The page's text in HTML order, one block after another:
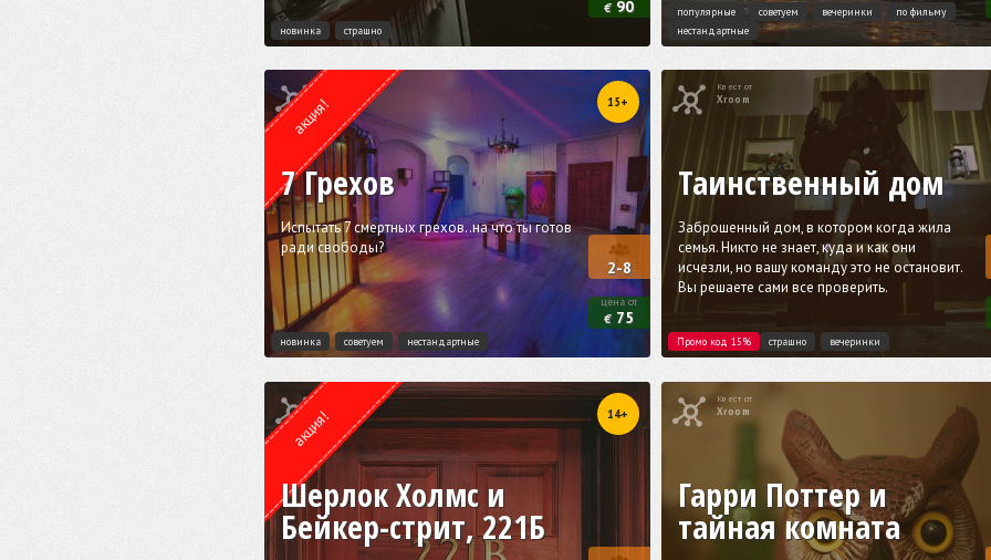
€ 90
новинка страшно
популярные советуем вечеринки
по фильму
нестандартные
ESCAPE.LV
акция! 15+
2-8
цена от
€ 75
7 Грехов
Испытать 7 смертных грехов..на что ты готов
ради свободы?
новинка советуем нестандартные
Квест от
Xroom
Таинственный дом
Заброшенный дом, в котором когда жила
семья. Никто не знает, куда и как они
исчезли, но вашу команду это не остановит.
Вы решаете сами все проверить.
Промо код 15% страшно вечеринки
ESCAPE.LV
акция! 14+
Шерлок Холмс и
Бейкер-стрит, 221Б
Квест от
Xroom
Гарри Поттер и
тайная комната